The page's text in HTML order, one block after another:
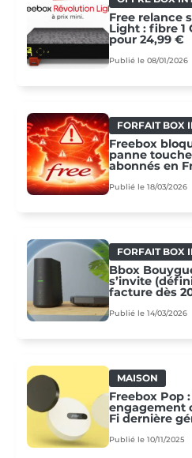
Free relance
Light : fibre 1
pour 24,99 €
Publié le 08/01/2026
FORFAIT BOX
Freebox
panne
abonnés en
Publié le 18/03/2026
FORFAIT BOX
Bbox
s’invite
facture dès
Publié le 14/03/2026
MAISON
Freebox Pop
engagement
Fi dernière
Publié le 10/11/2025